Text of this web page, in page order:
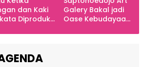
dan Kaki
Diproduksi
Galery Bakal jadi
Oase Kebudayaan